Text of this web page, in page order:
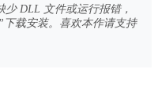
DLL 文件或运行报错，
载安装。喜欢本作请支持